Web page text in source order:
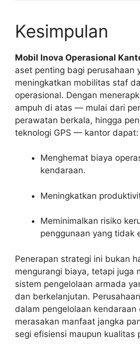
Kesimpulan
Mobil Inova Operasional
aset penting bagi perusahaan
meningkatkan mobilitas staf
operasional. Dengan
ampuh di atas — mulai dari
perawatan berkala, hingga
teknologi GPS — kantor dapat:
Menghemat biaya
kendaraan.
Meningkatkan
Meminimalkan risiko
penggunaan yang tidak
Penerapan strategi ini bukan
mengurangi biaya, tetapi juga
sistem pengelolaan armada
dan berkelanjutan.
dalam pengelolaan kendaraan
merasakan manfaat jangka
segi efisiensi maupun kualitas